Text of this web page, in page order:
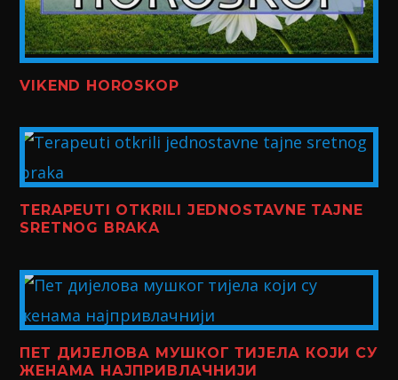
VIKEND HOROSKOP
TERAPEUTI OTKRILI JEDNOSTAVNE TAJNE
SRETNOG BRAKA
ПЕТ ДИЈЕЛОВА МУШКОГ ТИЈЕЛА КОЈИ СУ
ЖЕНАМА НАЈПРИВЛАЧНИЈИ